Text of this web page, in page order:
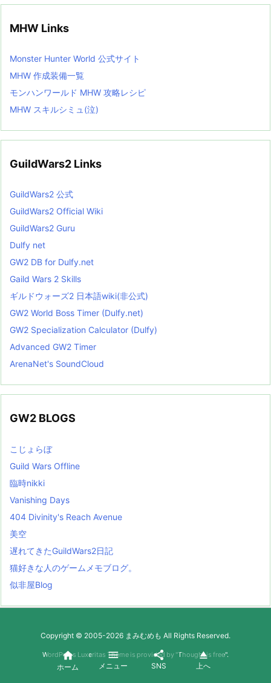
MHW Links
Monster Hunter World 公式サイト
MHW 作成装備一覧
モンハンワールド MHW 攻略レシピ
MHW スキルシミュ(泣)
GuildWars2 Links
GuildWars2 公式
GuildWars2 Official Wiki
GuildWars2 Guru
Dulfy net
GW2 DB for Dulfy.net
Gaild Wars 2 Skills
ギルドウォーズ2 日本語wiki(非公式)
GW2 World Boss Timer (Dulfy.net)
GW2 Specialization Calculator (Dulfy)
Advanced GW2 Timer
ArenaNet's SoundCloud
GW2 BLOGS
こじょらぼ
Guild Wars Offline
臨時nikki
Vanishing Days
404 Divinity's Reach Avenue
美空
遅れてきたGuildWars2日記
猫好きな人のゲームメモブログ。
似非屋Blog
Copyright © 2005-2026 まみむめも All Rights Reserved.
WordPress Luxeritas Theme is provided by "Thought is free".

ホーム

メニュー

SNS

上へ